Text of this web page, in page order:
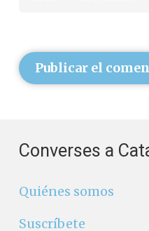
Publicar el
Converses a
Quiénes somos
Suscríbete